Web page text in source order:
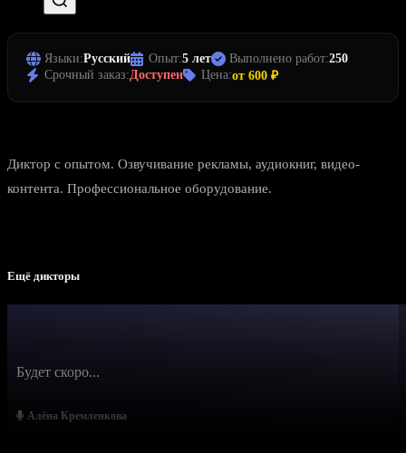
Языки:Русский Опыт:5 лет Выполнено работ:250
Срочный заказ:Доступен Цена:от 600 ₽
Диктор с опытом. Озвучивание рекламы, аудиокниг, видео-
контента. Профессиональное оборудование.
Ещё дикторы
Алёна Кремленкова
Будет скоро...